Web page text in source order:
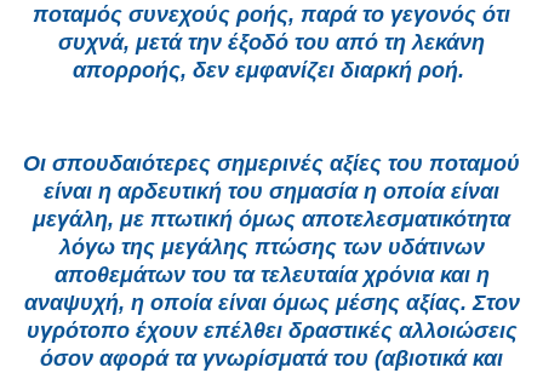
ποταμός συνεχούς ροής, παρά το γεγονός ότι
συχνά, μετά την έξοδό του από τη λεκάνη
απορροής, δεν εμφανίζει διαρκή ροή.
Οι σπουδαιότερες σημερινές αξίες του ποταμού
είναι η αρδευτική του σημασία η οποία είναι
μεγάλη, με πτωτική όμως αποτελεσματικότητα
λόγω της μεγάλης πτώσης των υδάτινων
αποθεμάτων του τα τελευταία χρόνια και η
αναψυχή, η οποία είναι όμως μέσης αξίας. Στον
υγρότοπο έχουν επέλθει δραστικές αλλοιώσεις
όσον αφορά τα γνωρίσματά του (αβιοτικά και